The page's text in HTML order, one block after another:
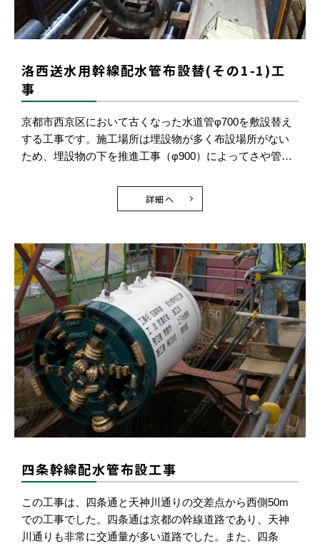
洛西送水用幹線配水管布設替(その1-1)工
事
京都市西京区において古くなった水道管φ700を敷設替え
する工事です。施工場所は埋設物が多く布設場所がない
ため、埋設物の下を推進工事（φ900）によってさや管…
詳細へ
四条幹線配水管布設工事
この工事は、四条通と天神川通りの交差点から西側50m
での工事でした。四条通は京都の幹線道路であり、天神
川通りも非常に交通量が多い道路でした。また、四条